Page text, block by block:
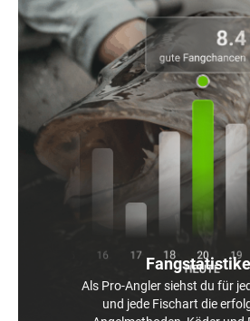
Als Pro-Angler siehst du für
und jede Fischart die